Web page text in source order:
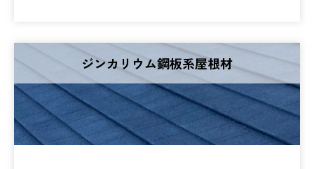
ジンカリウム鋼板系屋根材